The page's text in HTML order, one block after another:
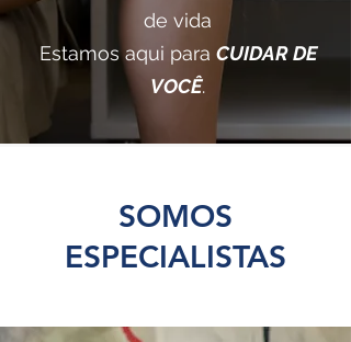
de vida
Estamos aqui para CUIDAR DE
VOCÊ.
SOMOS
ESPECIALISTAS